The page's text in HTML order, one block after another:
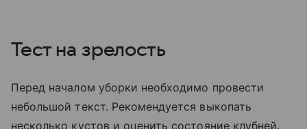
Тест на зрелость
Перед началом уборки необходимо провести
небольшой текст. Рекомендуется выкопать
несколько кустов и оценить состояние клубней.